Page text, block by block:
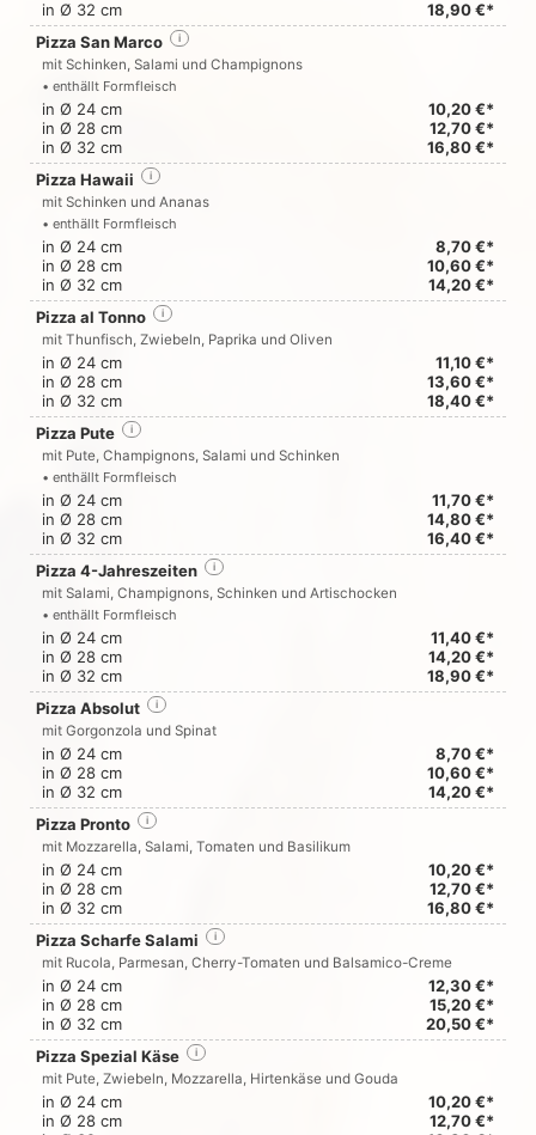
in Ø 32 cm
18,90 €*
Pizza San Marco
i
mit Schinken, Salami und Champignons
• enthällt Formfleisch
in Ø 24 cm
10,20 €*
in Ø 28 cm
12,70 €*
in Ø 32 cm
16,80 €*
Pizza Hawaii
i
mit Schinken und Ananas
• enthällt Formfleisch
in Ø 24 cm
8,70 €*
in Ø 28 cm
10,60 €*
in Ø 32 cm
14,20 €*
Pizza al Tonno
i
mit Thunfisch, Zwiebeln, Paprika und Oliven
in Ø 24 cm
11,10 €*
in Ø 28 cm
13,60 €*
in Ø 32 cm
18,40 €*
Pizza Pute
i
mit Pute, Champignons, Salami und Schinken
• enthällt Formfleisch
in Ø 24 cm
11,70 €*
in Ø 28 cm
14,80 €*
in Ø 32 cm
16,40 €*
Pizza 4-Jahreszeiten
i
mit Salami, Champignons, Schinken und Artischocken
• enthällt Formfleisch
in Ø 24 cm
11,40 €*
in Ø 28 cm
14,20 €*
in Ø 32 cm
18,90 €*
Pizza Absolut
i
mit Gorgonzola und Spinat
in Ø 24 cm
8,70 €*
in Ø 28 cm
10,60 €*
in Ø 32 cm
14,20 €*
Pizza Pronto
i
mit Mozzarella, Salami, Tomaten und Basilikum
in Ø 24 cm
10,20 €*
in Ø 28 cm
12,70 €*
in Ø 32 cm
16,80 €*
Pizza Scharfe Salami
i
mit Rucola, Parmesan, Cherry-Tomaten und Balsamico-Creme
in Ø 24 cm
12,30 €*
in Ø 28 cm
15,20 €*
in Ø 32 cm
20,50 €*
Pizza Spezial Käse
i
mit Pute, Zwiebeln, Mozzarella, Hirtenkäse und Gouda
in Ø 24 cm
10,20 €*
in Ø 28 cm
12,70 €*